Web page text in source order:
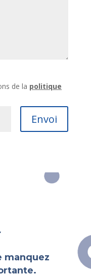
de la politique
Envoi
manquez